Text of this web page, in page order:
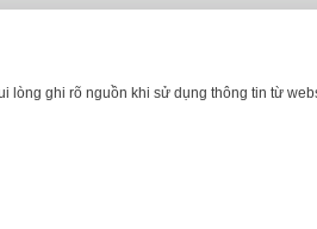
lòng ghi rõ nguồn khi sử dụng thông tin từ